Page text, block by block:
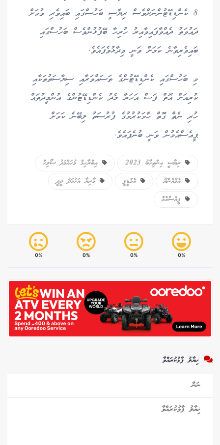
8 ކެންޑިޑޭޓުންނަށްވެސް ރިޔާސީ ބަހުސްގައި ބައިވެރި ވުމަށް
ދައުވަތު ދެއްވާފައިވާއިރު ހުރިހާ ބޭފުޅުންވެސް ބަހުސްގައި
ބައިވެރިވާނެ ކަމަށް ވަނީ ވިދާޅުވެފައެވެ.
މި ބަހުސްގައި ކެންޑިޑޭޓުންގެ ތަސައްވަރާއި ސިޔާސަތުތަކާއި
ކުރިއަށް އޮތް ފަސް އަހަރާ މެދު ކެންޑިޑޭޓުންގެ އުންމީދުތައް
ހުރި ނެތް ގޮތް ހާމަކުރުމުގެ ފުރުސަތު ލިބޭނެ ކަމަށް
ޕީއެސްއެމުން ވަނީ ބުނެފައެވެ.
ރިޔާސީ އިންތިހާބު 2023
އިބްރާހިމް މުހައްމަދު ސޯލިހް
އެމްއެންޔޫ
އެމްޑީޕީ
މާރިޔާ އަހުމަދު ދީދީ
ޕީއެސްއެމް
0%
0%
0%
0%
ޚިޔާލު ފާޅުކުރައްވާ